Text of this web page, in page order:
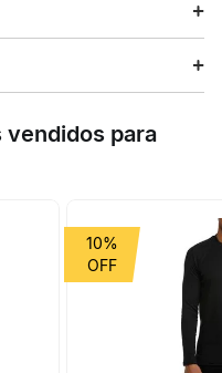
esta camiseta feita com
de malha e logo bordado.
e consciência
vendidos para
10%